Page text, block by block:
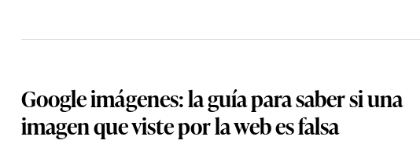
Google imágenes: la guía para saber si una
imagen que viste por la web es falsa